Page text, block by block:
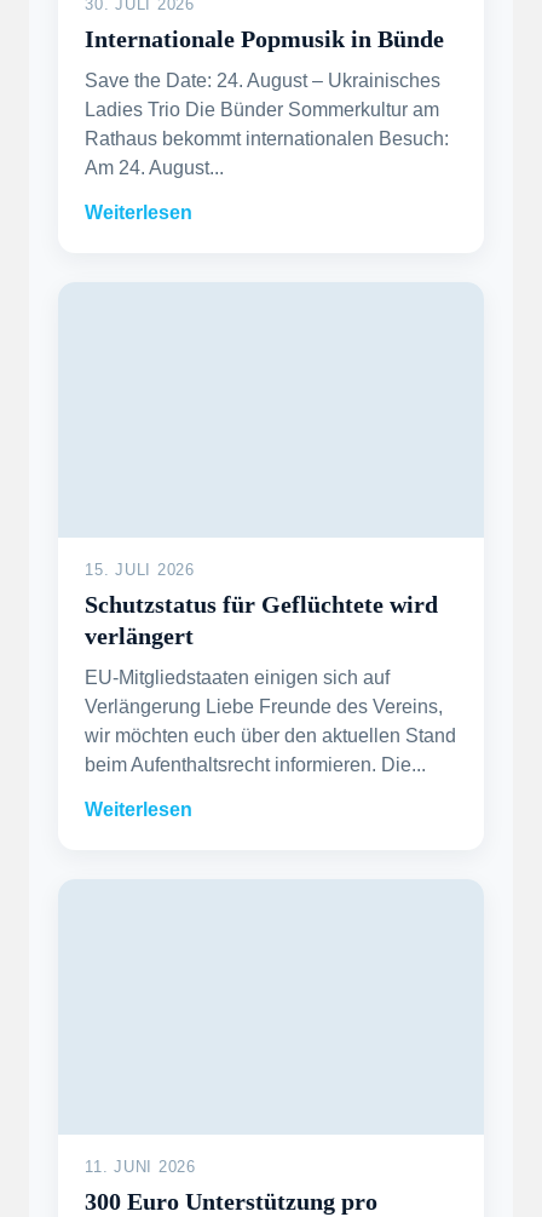
30. JULI 2026
Internationale Popmusik in Bünde
Save the Date: 24. August – Ukrainisches
Ladies Trio Die Bünder Sommerkultur am
Rathaus bekommt internationalen Besuch:
Am 24. August...
Weiterlesen
15. JULI 2026
Schutzstatus für Geflüchtete wird
verlängert
EU-Mitgliedstaaten einigen sich auf
Verlängerung Liebe Freunde des Vereins,
wir möchten euch über den aktuellen Stand
beim Aufenthaltsrecht informieren. Die...
Weiterlesen
11. JUNI 2026
300 Euro Unterstützung pro